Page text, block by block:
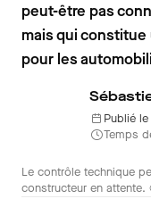
peut-être pas
mais qui
pour les
Publié
Temps
Le contrôle technique
constructeur en attente.